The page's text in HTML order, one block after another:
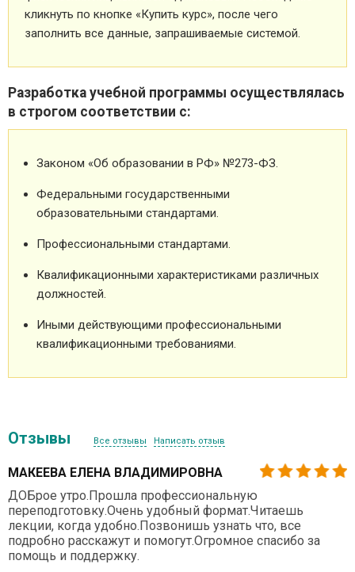
кликнуть по кнопке «Купить курс», после чего
заполнить все данные, запрашиваемые системой.
Разработка учебной программы осуществлялась
в строгом соответствии с:
Законом «Об образовании в РФ» №273-ФЗ.
Федеральными государственными
образовательными стандартами.
Профессиональными стандартами.
Квалификационными характеристиками различных
должностей.
Иными действующими профессиональными
квалификационными требованиями.
Отзывы Все отзывы Написать отзыв
МАКЕЕВА ЕЛЕНА ВЛАДИМИРОВНА
ДОБрое утро.Прошла профессиональную
переподготовку.Очень удобный формат.Читаешь
лекции, когда удобно.Позвонишь узнать что, все
подробно расскажут и помогут.Огромное спасибо за
помощь и поддержку.